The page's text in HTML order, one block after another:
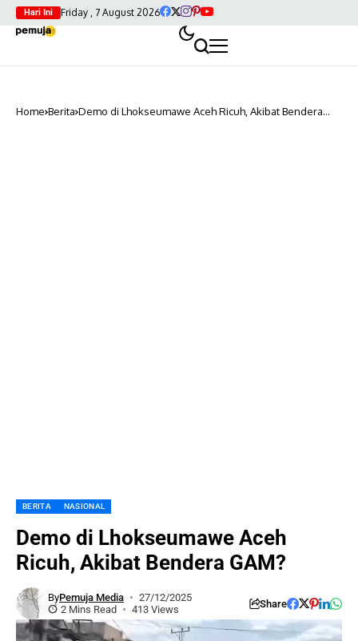
Hari Ini Friday , 7 August 2026
Home Berita Demo di Lhokseumawe Aceh Ricuh, Akibat Bendera
BERITA NASIONAL
Demo di Lhokseumawe Aceh
Ricuh, Akibat Bendera GAM?
ByPemuja Media
27/12/2025
2 Mins Read
413 Views Share